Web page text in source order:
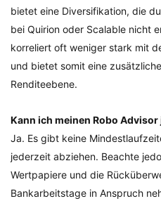
bietet eine Diversifikation, die
bei Quirion oder Scalable nicht
korreliert oft weniger stark mit
und bietet somit eine
Renditeebene.
Kann ich meinen Robo
Ja. Es gibt keine
jederzeit abziehen. Beachte
Wertpapiere und die
Bankarbeitstage in Anspruch